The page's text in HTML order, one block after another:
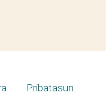
Pribatasun